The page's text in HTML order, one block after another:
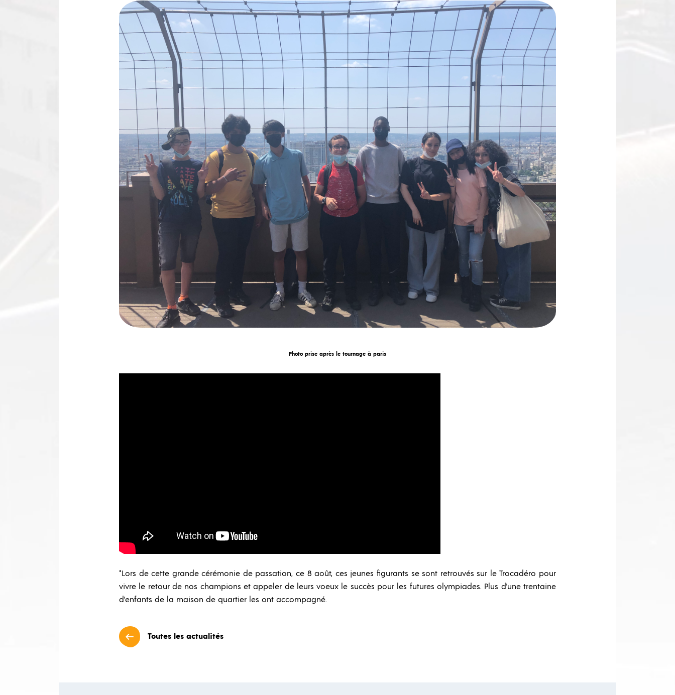
Photo prise après le tournage à paris
*Lors de cette grande cérémonie de passation, ce 8 août, ces jeunes figurants se sont retrouvés sur le Trocadéro pour
vivre le retour de nos champions et appeler de leurs voeux le succès pour les futures olympiades. Plus d'une trentaine
d'enfants de la maison de quartier les ont accompagné.
Toutes les actualités